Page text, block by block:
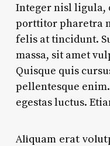
Integer nisl ligula,
porttitor pharetra
felis at tincidunt.
massa, sit amet
Quisque quis
pellentesque
egestas luctus.
Aliquam erat